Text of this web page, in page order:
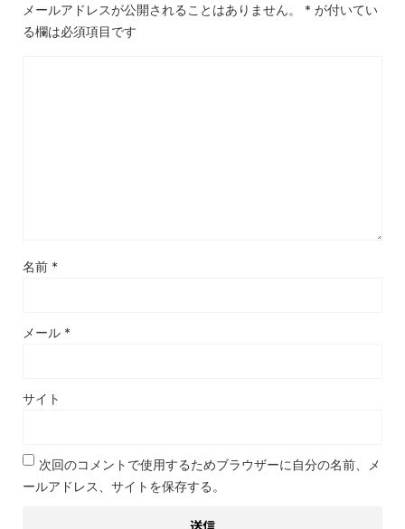
メールアドレスが公開されることはありません。 * が付いてい
る欄は必須項目です
名前 *
メール *
サイト
次回のコメントで使用するためブラウザーに自分の名前、メ
ールアドレス、サイトを保存する。